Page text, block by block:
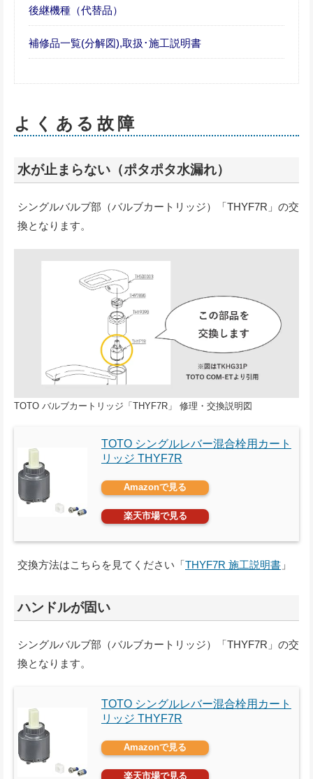
後継機種（代替品）
補修品一覧(分解図),取扱･施工説明書
よくある故障
水が止まらない（ポタポタ水漏れ）
シングルバルブ部（バルブカートリッジ）「THYF7R」の交
換となります。
TOTO バルブカートリッジ「THYF7R」 修理・交換説明図
TOTO シングルレバー混合栓用カート
リッジ THYF7R
Amazonで見る
楽天市場で見る
交換方法はこちらを見てください「THYF7R 施工説明書 」
ハンドルが固い
シングルバルブ部（バルブカートリッジ）「THYF7R」の交
換となります。
TOTO シングルレバー混合栓用カート
リッジ THYF7R
Amazonで見る
楽天市場で見る